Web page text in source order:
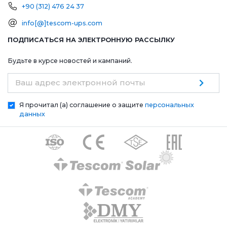
+90 (312) 476 24 37
info[@]tescom-ups.com
ПОДПИСАТЬСЯ НА ЭЛЕКТРОННУЮ РАССЫЛКУ
Будьте в курсе новостей и кампаний.
Ваш адрес электронной почты
Я прочитал (а) соглашение о защите персональных
данных